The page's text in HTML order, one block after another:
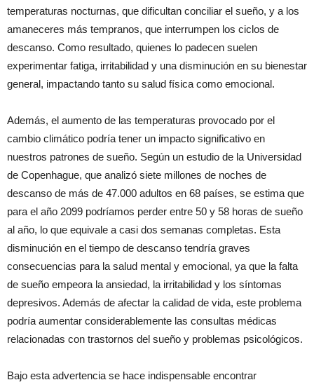
temperaturas nocturnas, que dificultan conciliar el sueño, y a los
amaneceres más tempranos, que interrumpen los ciclos de
descanso. Como resultado, quienes lo padecen suelen
experimentar fatiga, irritabilidad y una disminución en su bienestar
general, impactando tanto su salud física como emocional.
Además, el aumento de las temperaturas provocado por el
cambio climático podría tener un impacto significativo en
nuestros patrones de sueño. Según un estudio de la Universidad
de Copenhague, que analizó siete millones de noches de
descanso de más de 47.000 adultos en 68 países, se estima que
para el año 2099 podríamos perder entre 50 y 58 horas de sueño
al año, lo que equivale a casi dos semanas completas. Esta
disminución en el tiempo de descanso tendría graves
consecuencias para la salud mental y emocional, ya que la falta
de sueño empeora la ansiedad, la irritabilidad y los síntomas
depresivos. Además de afectar la calidad de vida, este problema
podría aumentar considerablemente las consultas médicas
relacionadas con trastornos del sueño y problemas psicológicos.
Bajo esta advertencia se hace indispensable encontrar